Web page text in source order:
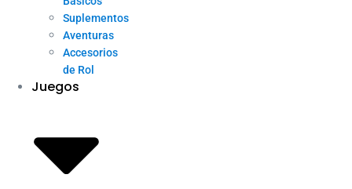
Suplementos
Aventuras
Accesorios
de Rol
Juegos